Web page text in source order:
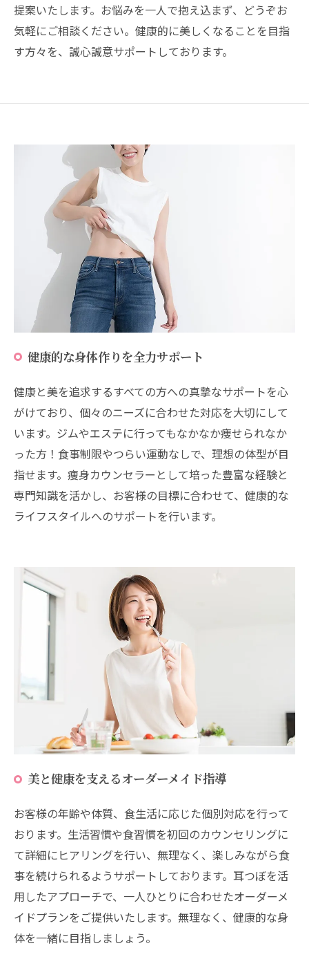
提案いたします。お悩みを一人で抱え込まず、どうぞお
気軽にご相談ください。健康的に美しくなることを目指
す方々を、誠心誠意サポートしております。
健康的な身体作りを全力サポート
健康と美を追求するすべての方への真摯なサポートを心
がけており、個々のニーズに合わせた対応を大切にして
います。ジムやエステに行ってもなかなか痩せられなか
った方！食事制限やつらい運動なしで、理想の体型が目
指せます。痩身カウンセラーとして培った豊富な経験と
専門知識を活かし、お客様の目標に合わせて、健康的な
ライフスタイルへのサポートを行います。
美と健康を支えるオーダーメイド指導
お客様の年齢や体質、食生活に応じた個別対応を行って
おります。生活習慣や食習慣を初回のカウンセリングに
て詳細にヒアリングを行い、無理なく、楽しみながら食
事を続けられるようサポートしております。耳つぼを活
用したアプローチで、一人ひとりに合わせたオーダーメ
イドプランをご提供いたします。無理なく、健康的な身
体を一緒に目指しましょう。